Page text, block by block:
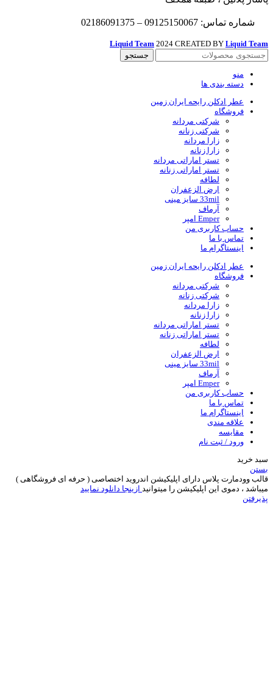
شماره تماس: 09125150067 – 02186091375
Liquid Team 2024 CREATED BY Liquid Team
جستجو
منو
دسته بندی ها
عطر ادکلن رایحه ایران زمین
فروشگاه
شرکتی مردانه
شرکتی زنانه
زارا مردانه
زارا زنانه
تستر اماراتی مردانه
تستر اماراتی زنانه
لطافه
ارض الزعفران
33mil سایز مینی
آرماف
Emper امپر
حساب کاربری من
تماس با ما
اینستاگرام ما
عطر ادکلن رایحه ایران زمین
فروشگاه
شرکتی مردانه
شرکتی زنانه
زارا مردانه
زارا زنانه
تستر اماراتی مردانه
تستر اماراتی زنانه
لطافه
ارض الزعفران
33mil سایز مینی
آرماف
Emper امپر
حساب کاربری من
تماس با ما
اینستاگرام ما
علاقه مندی
مقایسه
ورود / ثبت نام
سبد خرید
بستن
قالب وودمارت پلاس دارای اپلیکیشن اندروید اختصاصی ( حرفه ای فروشگاهی )
میباشد ، دموی این اپلیکیشن را میتوانید ازینجا دانلود نمایید
پذیرفتن